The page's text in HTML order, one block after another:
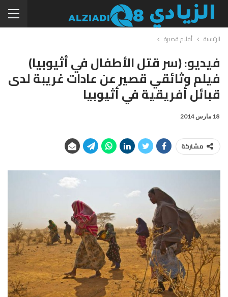
الرئيسية أفلام قصيرة
فيديو: (سر قتل الأطفال في أثيوبيا)
فيلم وثائقي قصير عن عادات غريبة لدى
قبائل أفريقية في أثيوبيا
18 مارس 2014
مشاركة